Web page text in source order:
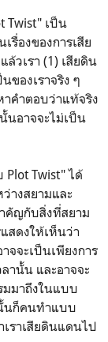
Twist" เป็น
องของการเสีย
วเรา (1) เสียดิน
ของเราจริง ๆ
คำตอบว่าแท้จริง
นอาจจะไม่เป็น
Twist" ได้
างสยามและ
คัญกับสิ่งที่สยาม
สดงให้เห็นว่า
จจะเป็นเพียงการ
านั้น และอาจจะ
มมาถึงในแบบ
นก็คนทำแบบ
เราเสียดินแดนไป